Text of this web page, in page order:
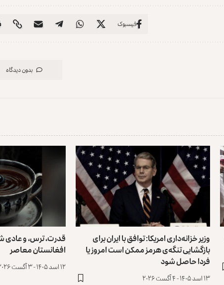
فیسبوک
بدون دیدگاه
وزیر خزانه‌داری امریکا: توافق با ایران برای
بازگشایی تنگه‌ی هرمز ممکن است امروز یا
فردا حاصل شود
۱۳ اسد ۱۴۰۵ - ۴ آگست ۲۰۲۶
قدرت، ترس، و
افغانستان معاصر
۱۲ اسد ۱۴۰۵ - ۳ آگست ۲۰۲۶